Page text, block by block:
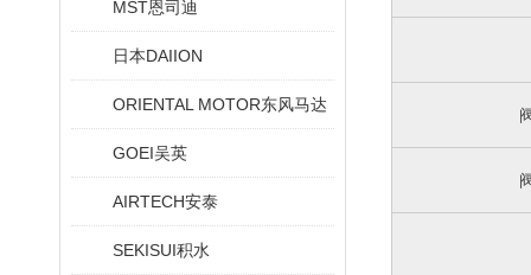
MST恩司迪
日本DAIION
ORIENTAL MOTOR东风马达
GOEI吴英
AIRTECH安泰
SEKISUI积水